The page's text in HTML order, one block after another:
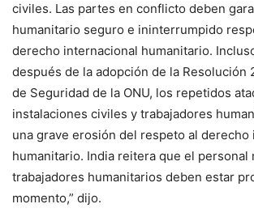
civiles. Las partes en conflicto deben
humanitario seguro e ininterrumpido
derecho internacional humanitario.
después de la adopción de la Resolución
de Seguridad de la ONU, los repetidos
instalaciones civiles y trabajadores
una grave erosión del respeto al derecho
humanitario. India reitera que el personal
trabajadores humanitarios deben estar
momento,” dijo.